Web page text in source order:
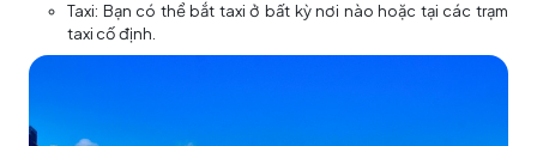
Taxi: Bạn có thể bắt taxi ở bất kỳ nơi nào hoặc tại các trạm
taxi cố định.